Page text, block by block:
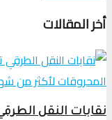
أخر المقالات
نقابات النقل